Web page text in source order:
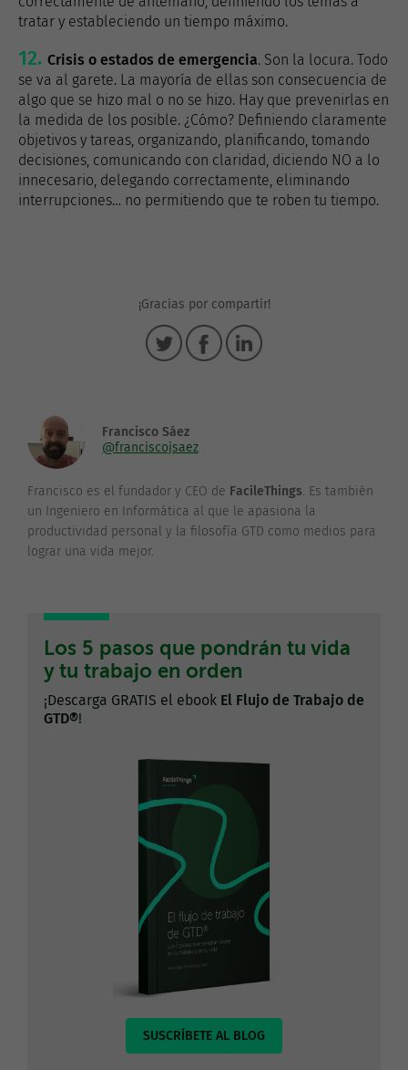
tratar y estableciendo un tiempo máximo.
Crisis o estados de emergencia. Son la locura. Todo
se va al garete. La mayoría de ellas son consecuencia de
algo que se hizo mal o no se hizo. Hay que prevenirlas en
la medida de los posible. ¿Cómo? Definiendo claramente
objetivos y tareas, organizando, planificando, tomando
decisiones, comunicando con claridad, diciendo NO a lo
innecesario, delegando correctamente, eliminando
interrupciones… no permitiendo que te roben tu tiempo.
¡Gracias por compartir!
Francisco Sáez
@franciscojsaez
Francisco es el fundador y CEO de FacileThings. Es también
un Ingeniero en Informática al que le apasiona la
productividad personal y la filosofía GTD como medios para
lograr una vida mejor.
Los 5 pasos que pondrán tu vida
y tu trabajo en orden
¡Descarga GRATIS el ebook El Flujo de Trabajo de
GTD®!
SUSCRÍBETE AL BLOG